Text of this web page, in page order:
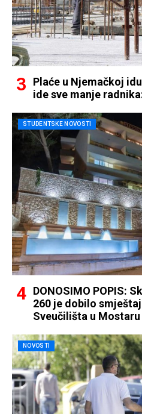
Plaće u Njemačkoj
ide sve manje
STUDENTSKE NOVOSTI
DONOSIMO POPIS:
260 je dobilo
Sveučilišta u Mostaru
NOVOSTI